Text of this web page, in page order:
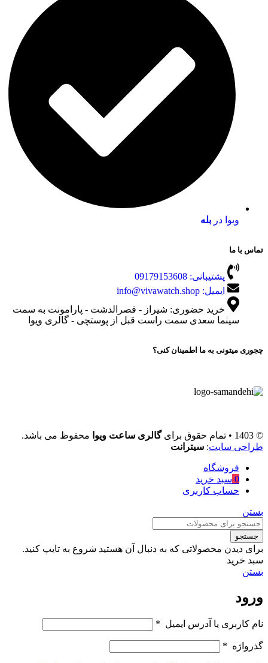
ویوا در بله
تماس با ما
پشتیبانی: 09179153608
ایمیل: info@vivawatch.shop
خرید حضوری: شیراز - قصرالدشت - پارامونت به سمت
سینما سعدی سمت راست قبل از پوستچی - گالری ویوا
چجوری میتونی به ما اطمینان کنی؟
© 1403 • تمام حقوق برای گالری ساعت ویوا محفوظ می باشد.
طراحی سایت: سیترانت
فروشگاه
0 سبد خرید
حساب کاربری
بستن
جستجو
برای دیدن محصولاتی که به دنبال آن هستید شروع به تایپ کنید.
سبد خرید
بستن
ورود
نام کاربری یا آدرس ایمیل *
گذرواژه *